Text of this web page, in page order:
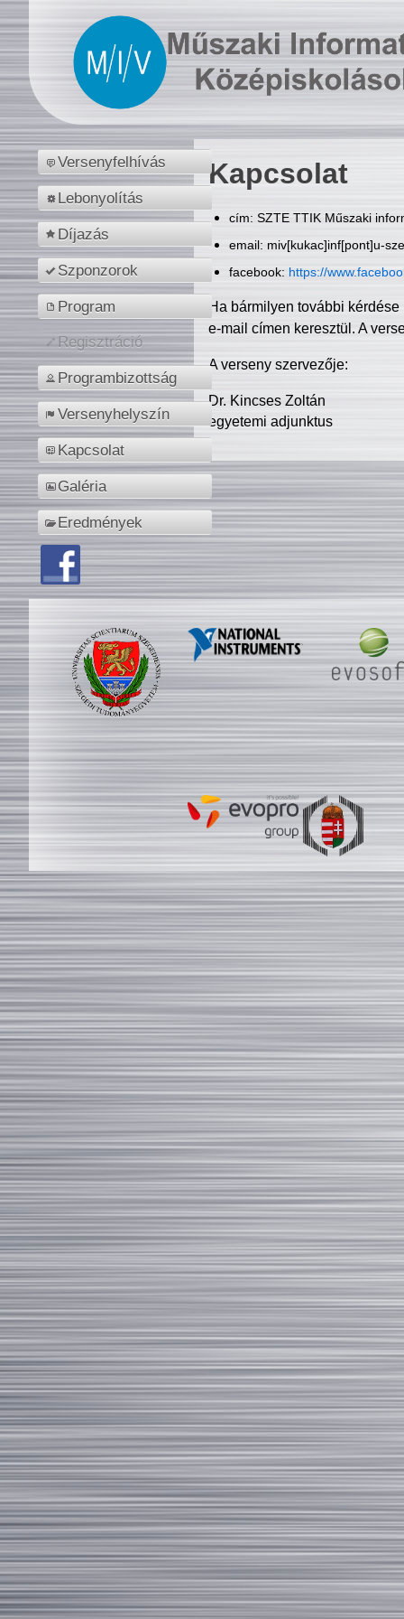
Versenyfelhívás
Lebonyolítás
Díjazás
Szponzorok
Program
Regisztráció
Programbizottság
Versenyhelyszín
Kapcsolat
Galéria
Eredmények
Kapcsolat
cím: SZTE TTIK Műszaki
email: miv[kukac]inf[pont]u-
facebook: https://
Ha bármilyen további
e-mail címen keresztül. A
A verseny szervezője:
Dr. Kincses Zoltán
egyetemi adjunktus